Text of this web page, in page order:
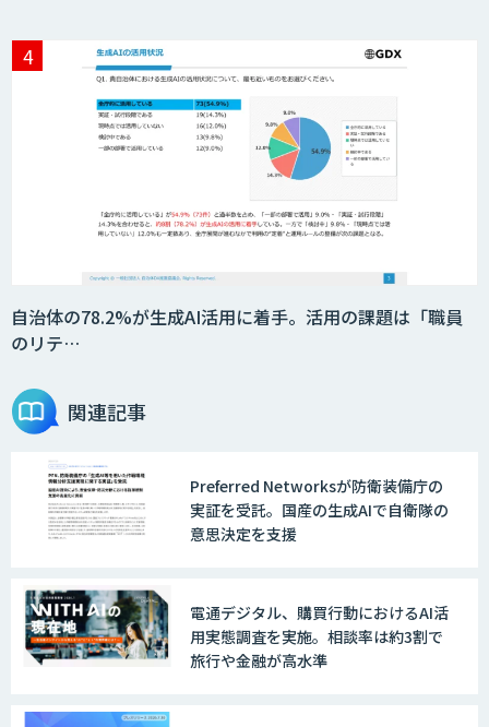
Smart Search
法人向けAIエージェント「OfficeAI社
2層ナレッジ×AIで顧客コミュニケーシ
ョンを効率化「ZEROCK」
戦略策定から実装まで一気通貫のAIエー
ジェント開発
WARP NEXT
LINE WORKS AiNote
自治体の78.2%が生成AI活用に着手。活用の課題は「職員
のリテ…
関連記事
Preferred Networksが防衛装備庁の
実証を受託。国産の生成AIで自衛隊の
意思決定を支援
電通デジタル、購買行動におけるAI活
用実態調査を実施。相談率は約3割で
旅行や金融が高水準